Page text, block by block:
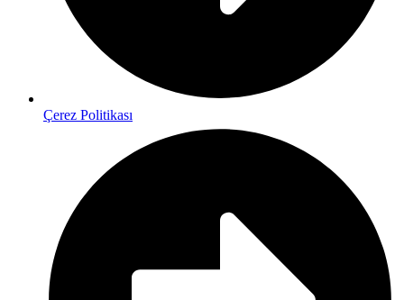
Çerez Politikası